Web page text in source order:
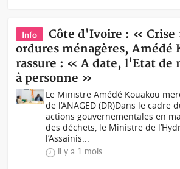
Info
Côte d'Ivoire : « Crise
ordures ménagères, Amédé
rassure : « A date, l'Etat de
à personne »
Le Ministre Amédé Kouakou
de l’ANAGED (DR)Dans le cadre
actions gouvernementales en
des déchets, le Ministre de
l’Assainis...
il y a 1 mois